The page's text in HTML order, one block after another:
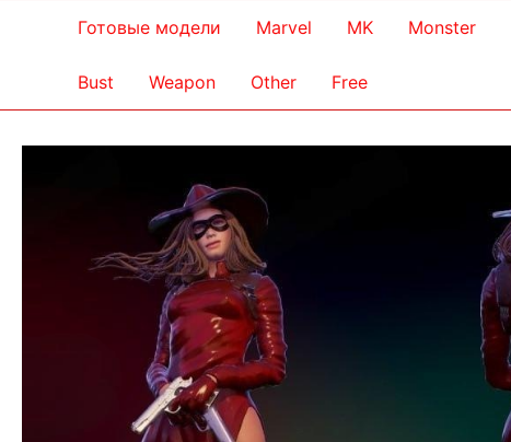
Готовые модели Marvel MK Monster
Bust Weapon Other Free